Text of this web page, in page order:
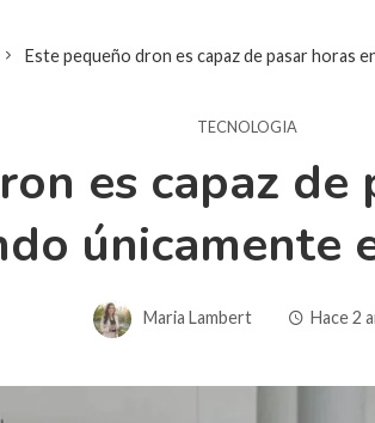
Este pequeño dron es capaz de pasar horas
TECNOLOGIA
es capaz
únicamente
Maria Lambert Hace 2